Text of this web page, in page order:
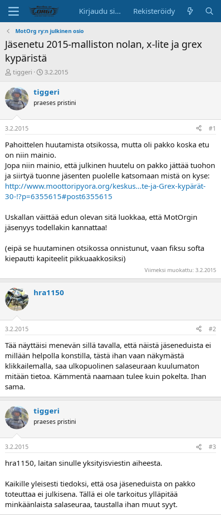
Kirjaudu sisään Rekisteröidy
MotOrg ry:n julkinen osio
Jäsenetu 2015-malliston nolan, x-lite ja grex
kypäristä
K
s
k
u
s
t
e
l
n
a
l
o
i
t
a
j
tiggeri
A
o
i
t
p
ä
v
ä
3.2.2015
tiggeri
praeses pristini
3.2.2015 #1
Pahoittelen huutamista otsikossa, mutta oli pakko koska etu
on niin mainio.
Jopa niin mainio, että julkinen huutelu on pakko jättää tuohon
ja siirtyä tuonne jäsenten puolelle katsomaan mistä on kyse:
http://www.moottoripyora.org/keskus...te-ja-Grex-kypärät-
30-!?p=6355615#post6355615
Uskallan väittää edun olevan sitä luokkaa, että MotOrgin
jäsenyys todellakin kannattaa!
(eipä se huutaminen otsikossa onnistunut, vaan fiksu softa
kiepautti kapiteelit pikkuaakkosiksi)
Viimeksi muokattu: 3.2.2015
hra1150
3.2.2015 #2
Tää näyttäisi menevän sillä tavalla, että näistä jäseneduista ei
millään helpolla konstilla, tästä ihan vaan näkymästä
klikkailemalla, saa ulkopuolinen salaseuraan kuulumaton
mitään tietoa. Kämmentä naamaan tulee kuin pokelta. Ihan
sama.
tiggeri
praeses pristini
3.2.2015 #3
hra1150, laitan sinulle yksityisviestin aiheesta.
Kaikille yleisesti tiedoksi, että osa jäseneduista on pakko
toteuttaa ei julkisena. Tällä ei ole tarkoitus ylläpitää
minkäänlaista salaseuraa, taustalla ihan muut syyt.